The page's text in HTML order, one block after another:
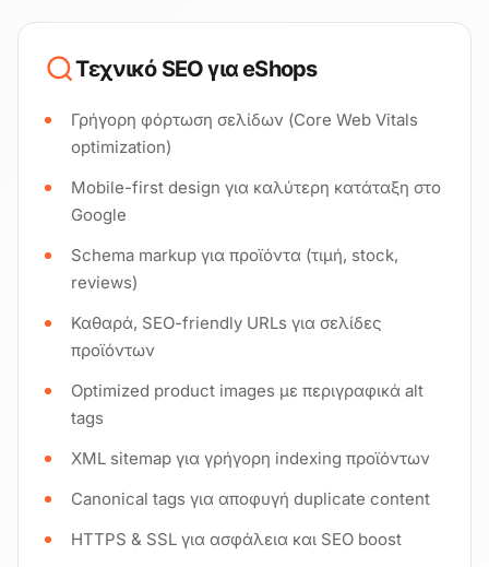
Τεχνικό SEO για eShops
Γρήγορη φόρτωση σελίδων (Core Web Vitals
optimization)
Mobile-first design για καλύτερη κατάταξη στο
Google
Schema markup για προϊόντα (τιμή, stock,
reviews)
Καθαρά, SEO-friendly URLs για σελίδες
προϊόντων
Optimized product images με περιγραφικά alt
tags
XML sitemap για γρήγορη indexing προϊόντων
Canonical tags για αποφυγή duplicate content
HTTPS & SSL για ασφάλεια και SEO boost